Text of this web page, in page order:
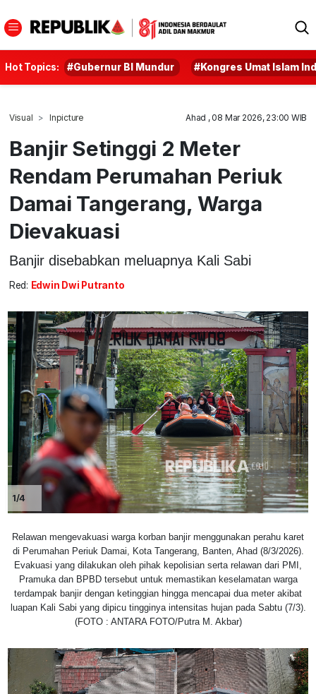
Hot Topics: #Gubernur BI Mundur #Kongres Umat Islam
Visual Inpicture Ahad , 08 Mar 2026, 23:00 WIB
Banjir Setinggi 2 Meter
Rendam Perumahan Periuk
Damai Tangerang, Warga
Dievakuasi
Banjir disebabkan meluapnya Kali Sabi
Red: Edwin Dwi Putranto
1/4
Relawan mengevakuasi warga korban banjir menggunakan perahu karet
di Perumahan Periuk Damai, Kota Tangerang, Banten, Ahad (8/3/2026).
Evakuasi yang dilakukan oleh pihak kepolisian serta relawan dari PMI,
Pramuka dan BPBD tersebut untuk memastikan keselamatan warga
terdampak banjir dengan ketinggian hingga mencapai dua meter akibat
luapan Kali Sabi yang dipicu tingginya intensitas hujan pada Sabtu (7/3).
(FOTO : ANTARA FOTO/Putra M. Akbar)